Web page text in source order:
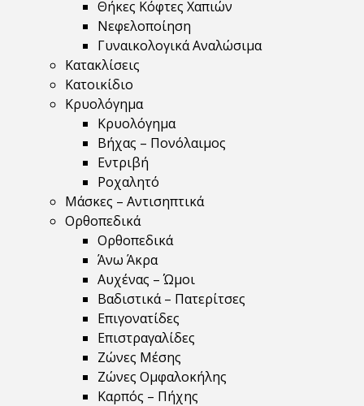
Θήκες Κόφτες Χαπιών
Νεφελοποίηση
Γυναικολογικά Αναλώσιμα
Κατακλίσεις
Κατοικίδιο
Κρυολόγημα
Κρυολόγημα
Βήχας – Πονόλαιμος
Εντριβή
Ροχαλητό
Μάσκες – Αντισηπτικά
Ορθοπεδικά
Ορθοπεδικά
Άνω Άκρα
Αυχένας – Ώμοι
Βαδιστικά – Πατερίτσες
Επιγονατίδες
Επιστραγαλίδες
Ζώνες Μέσης
Ζώνες Ομφαλοκήλης
Καρπός – Πήχης